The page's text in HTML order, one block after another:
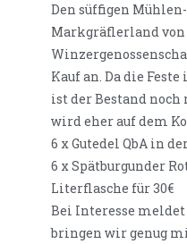
Den süffigen
Markgräflerland
Kauf an. Da die
ist der Bestand noch
wird eher auf dem
6 x Gutedel QbA in
6 x Spätburgunder
Literflasche für 30€
Bei Interesse meldet
bringen wir genug